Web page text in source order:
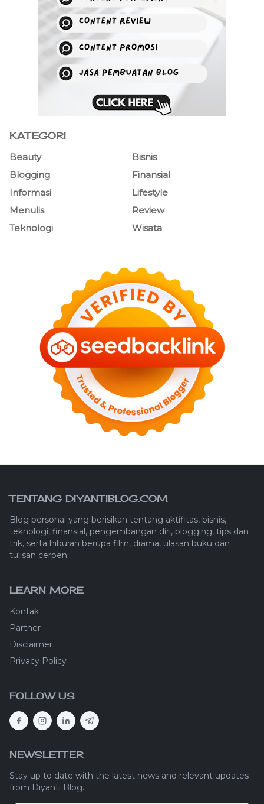
KATEGORI
Beauty
Bisnis
Blogging
Finansial
Informasi
Lifestyle
Menulis
Review
Teknologi
Wisata
TENTANG DIYANTIBLOG.COM
Blog personal yang berisikan tentang aktifitas, bisnis,
teknologi, finansial, pengembangan diri, blogging, tips dan
trik, serta hiburan berupa film, drama, ulasan buku dan
tulisan cerpen.
LEARN MORE
Kontak
Partner
Disclaimer
Privacy Policy
FOLLOW US
NEWSLETTER
Stay up to date with the latest news and relevant updates
from Diyanti Blog.